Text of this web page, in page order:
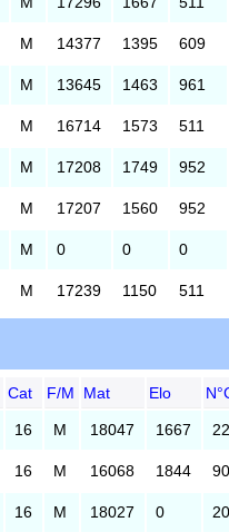
M 14377 1395 609
M 13645 1463 961
M 16714 1573 511
M 17208 1749 952
M 17207 1560 952
M 0 0 0
M 17239 1150 511
Cat F/M Mat Elo
16 M 18047 1667
16 M 16068 1844
16 M 18027 0